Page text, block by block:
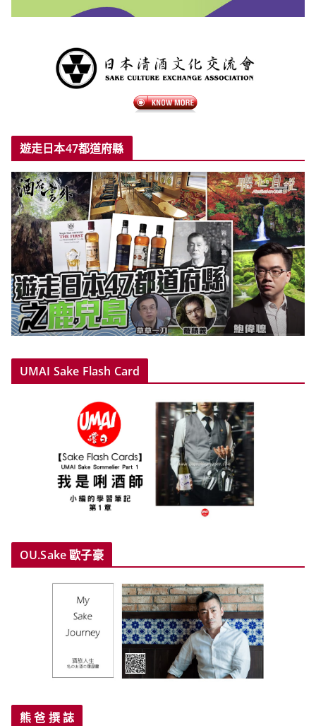
遊走日本47都道府縣
UMAI Sake Flash Card
OU.Sake 歐子豪
熊 爸 撰 誌